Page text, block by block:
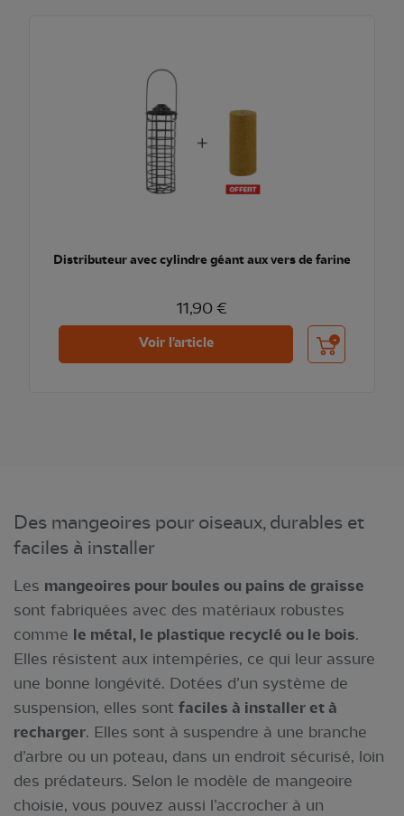
Distributeur avec cylindre géant aux vers de farine
11,90 €
Voir l'article Ajouter au
Des mangeoires pour oiseaux, durables et
faciles à installer
Les mangeoires pour boules ou pains de graisse
sont fabriquées avec des matériaux robustes
comme le métal, le plastique recyclé ou le bois.
Elles résistent aux intempéries, ce qui leur assure
une bonne longévité. Dotées d’un système de
suspension, elles sont faciles à installer et à
recharger. Elles sont à suspendre à une branche
d’arbre ou un poteau, dans un endroit sécurisé, loin
des prédateurs. Selon le modèle de mangeoire
choisie, vous pouvez aussi l’accrocher à un